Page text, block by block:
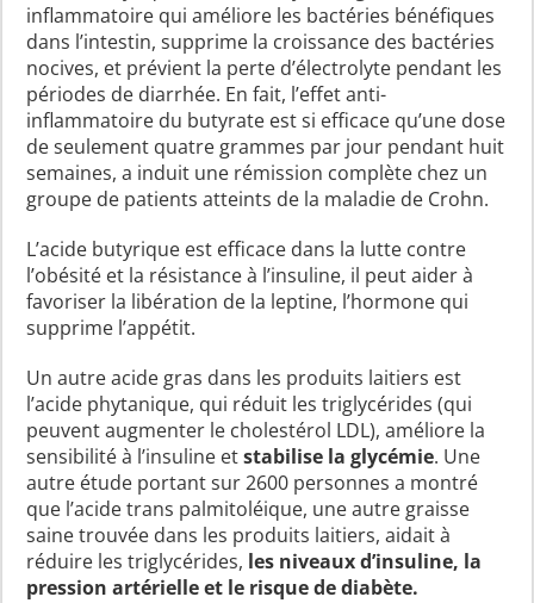
inflammatoire qui améliore les bactéries bénéfiques
dans l’intestin, supprime la croissance des bactéries
nocives, et prévient la perte d’électrolyte pendant les
périodes de diarrhée. En fait, l’effet anti-
inflammatoire du butyrate est si efficace qu’une dose
de seulement quatre grammes par jour pendant huit
semaines, a induit une rémission complète chez un
groupe de patients atteints de la maladie de Crohn.
L’acide butyrique est efficace dans la lutte contre
l’obésité et la résistance à l’insuline, il peut aider à
favoriser la libération de la leptine, l’hormone qui
supprime l’appétit.
Un autre acide gras dans les produits laitiers est
l’acide phytanique, qui réduit les triglycérides (qui
peuvent augmenter le cholestérol LDL), améliore la
sensibilité à l’insuline etstabilise la glycémie. Une
autre étude portant sur 2600 personnes a montré
que l’acide trans palmitoléique, une autre graisse
saine trouvée dans les produits laitiers, aidait à
réduire les triglycérides, les niveaux d’insuline, la
pression artérielle et le risque de diabète.